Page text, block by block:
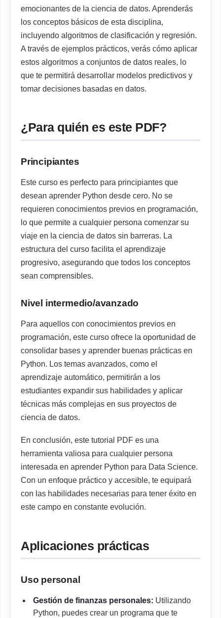
emocionantes de la ciencia de datos. Aprenderás
los conceptos básicos de esta disciplina,
incluyendo algoritmos de clasificación y regresión.
A través de ejemplos prácticos, verás cómo aplicar
estos algoritmos a conjuntos de datos reales, lo
que te permitirá desarrollar modelos predictivos y
tomar decisiones basadas en datos.
¿Para quién es este PDF?
Principiantes
Este curso es perfecto para principiantes que
desean aprender Python desde cero. No se
requieren conocimientos previos en programación,
lo que permite a cualquier persona comenzar su
viaje en la ciencia de datos sin barreras. La
estructura del curso facilita el aprendizaje
progresivo, asegurando que todos los conceptos
sean comprensibles.
Nivel intermedio/avanzado
Para aquellos con conocimientos previos en
programación, este curso ofrece la oportunidad de
consolidar bases y aprender buenas prácticas en
Python. Los temas avanzados, como el
aprendizaje automático, permitirán a los
estudiantes expandir sus habilidades y aplicar
técnicas más complejas en sus proyectos de
ciencia de datos.
En conclusión, este tutorial PDF es una
herramienta valiosa para cualquier persona
interesada en aprender Python para Data Science.
Con un enfoque práctico y accesible, te equipará
con las habilidades necesarias para tener éxito en
este campo en constante evolución.
Aplicaciones prácticas
Uso personal
Gestión de finanzas personales: Utilizando
Python, puedes crear un programa que te